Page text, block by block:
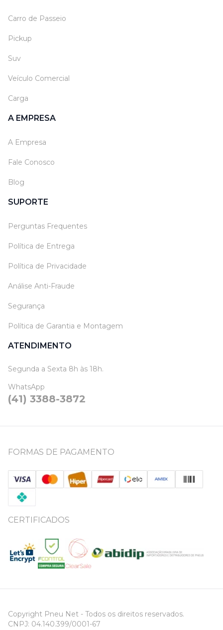
Carro de Passeio
Pickup
Suv
Veículo Comercial
Carga
A EMPRESA
A Empresa
Fale Conosco
Blog
SUPORTE
Perguntas Frequentes
Política de Entrega
Política de Privacidade
Análise Anti-Fraude
Segurança
Política de Garantia e Montagem
ATENDIMENTO
Segunda a Sexta 8h às 18h.
WhatsApp
(41) 3388-3872
FORMAS DE PAGAMENTO
CERTIFICADOS
Copyright Pneu Net - Todos os direitos reservados.
CNPJ: 04.140.399/0001-67